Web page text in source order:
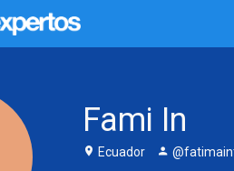
Fami In
Ecuador